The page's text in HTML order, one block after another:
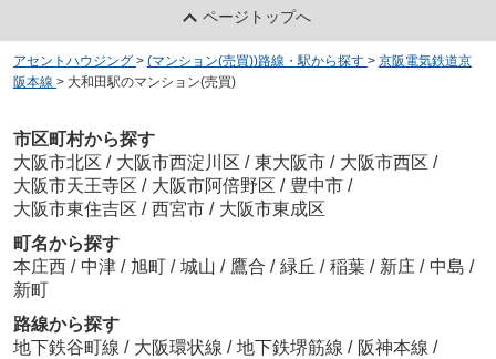
ページトップへ
アセントハウジング > (マンション(売買))路線・駅から探す > 京阪電気鉄道京
阪本線 > 大和田駅のマンション(売買)
市区町村から探す
大阪市北区 / 大阪市西淀川区 / 東大阪市 / 大阪市西区 /
大阪市天王寺区 / 大阪市阿倍野区 / 豊中市 /
大阪市東住吉区 / 西宮市 / 大阪市東成区
町名から探す
本庄西 / 中津 / 旭町 / 城山 / 鷹合 / 緑丘 / 稲葉 / 新庄 / 中島 /
新町
路線から探す
地下鉄谷町線 / 大阪環状線 / 地下鉄堺筋線 / 阪神本線 /